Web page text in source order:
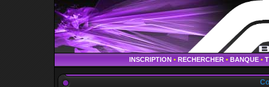
INSCRIPTION • RECHERCHER • BANQUE •